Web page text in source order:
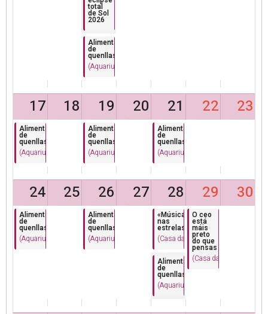
total
de Sol
2026
Alimentación
de
quenllas
(Aquarium Finisterrae)
17 18 19 20 21 22 23
Alimentación
de
quenllas
(Aquarium Finisterrae)
Alimentación
de
quenllas
(Aquarium Finisterrae)
Alimentación
de
quenllas
(Aquarium Finisterrae)
24 25 26 27 28 29 30
Alimentación
de
quenllas
(Aquarium Finisterrae)
Alimentación
de
quenllas
(Aquarium Finisterrae)
«Música
nas
estrelas»
(Casa das Ciencias)
O ceo
está
máis
preto
do que
pensas
(Casa das Ciencias)
Alimentación
de
quenllas
(Aquarium Finisterrae)